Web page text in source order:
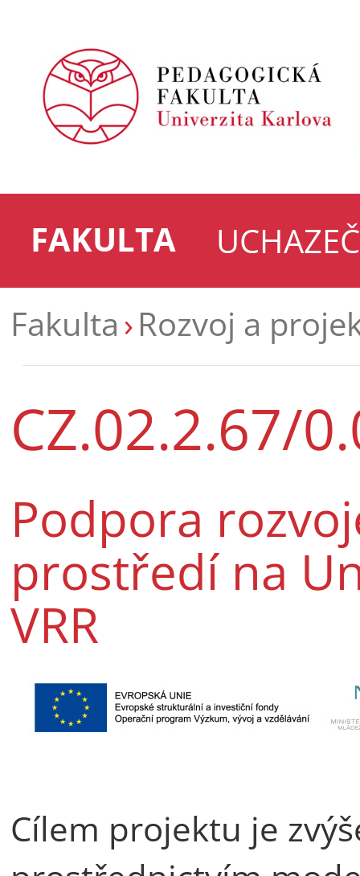
FAKULTA
Fakulta Rozvoj a
CZ.02.2.67/
Podpora
prostředí na
VRR
Cílem projektu je